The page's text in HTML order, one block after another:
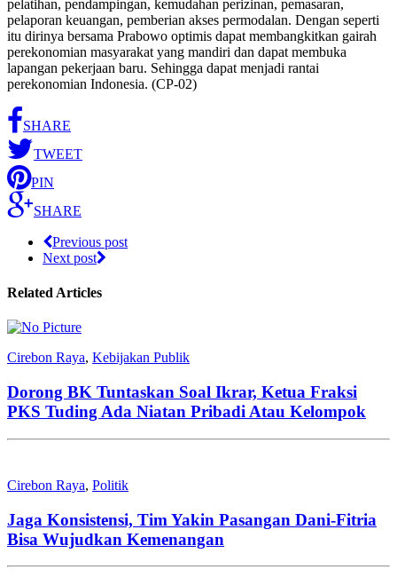
pelatihan, pendampingan, kemudahan perizinan, pemasaran,
pelaporan keuangan, pemberian akses permodalan. Dengan seperti
itu dirinya bersama Prabowo optimis dapat membangkitkan gairah
perekonomian masyarakat yang mandiri dan dapat membuka
lapangan pekerjaan baru. Sehingga dapat menjadi rantai
perekonomian Indonesia. (CP-02)
SHARE
TWEET
PIN
SHARE
Previous post
Next post
Related Articles
Cirebon Raya, Kebijakan Publik
Dorong BK Tuntaskan Soal Ikrar, Ketua Fraksi
PKS Tuding Ada Niatan Pribadi Atau Kelompok
Cirebon Raya, Politik
Jaga Konsistensi, Tim Yakin Pasangan Dani-Fitria
Bisa Wujudkan Kemenangan